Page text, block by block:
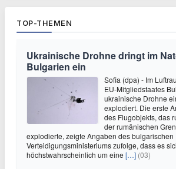
TOP-THEMEN
Ukrainische Drohne dringt im
Bulgarien ein
Sofia (dpa) - Im
EU-Mitgliedstaates
ukrainische Drohne
explodiert. Die erste
des Flugobjekts, das
der rumänischen
explodierte, zeigte Angaben des bulgarischen
Verteidigungsministeriums zufolge, dass es
höchstwahrscheinlich um eine […] (03)